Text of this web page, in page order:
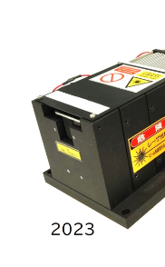
お問い合わせ